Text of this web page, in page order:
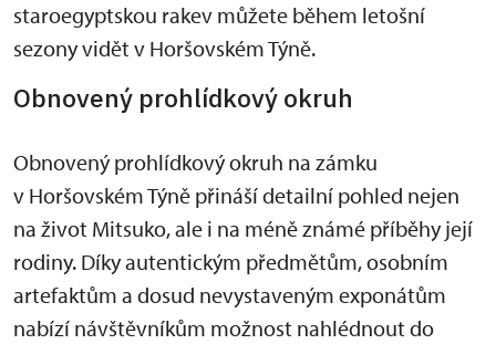
staroegyptskou rakev můžete během letošní
sezony vidět v Horšovském Týně.
Obnovený prohlídkový okruh
Obnovený prohlídkový okruh na zámku
v Horšovském Týně přináší detailní pohled nejen
na život Mitsuko, ale i na méně známé příběhy její
rodiny. Díky autentickým předmětům, osobním
artefaktům a dosud nevystaveným exponátům
nabízí návštěvníkům možnost nahlédnout do